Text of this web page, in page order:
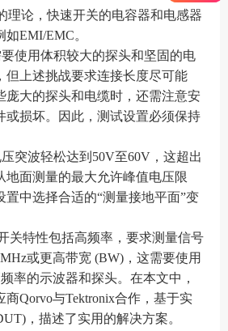
理论，快速开关的电容器和电感器
EMI/EMC。
使用体积较大的探头和坚固的电
但上述挑战要求连接长度尽可能
庞大的探头和电缆时，还需注意安
或损坏。因此，测试设置必须保持
突波轻松达到50V至60V，这超出
地面测量的最大允许峰值电压限
置中选择合适的“测量接地平面”变
关特性包括高频率，要求测量信号
或更高带宽 (BW)，这需要使用
率的示波器和探头。在本文中，
Qorvo与Tektronix合作，基于实
，描述了实用的解决方案。